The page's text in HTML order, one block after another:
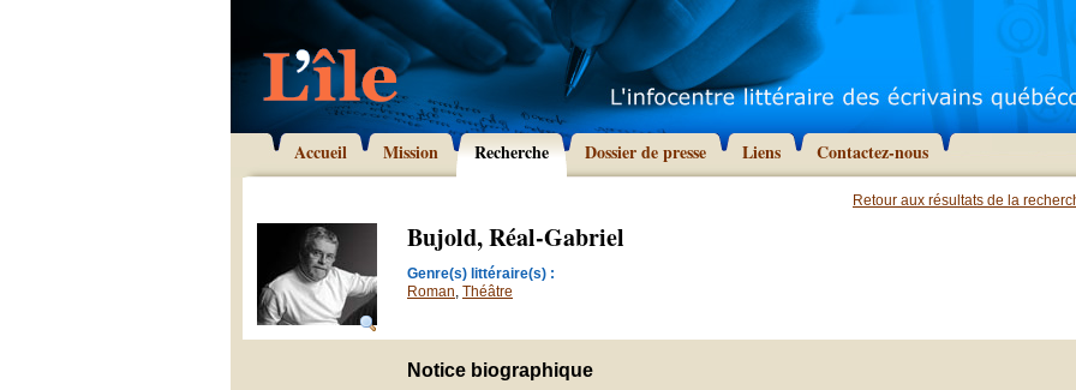
Accueil Mission Recherche Dossier de presse Liens Contactez-nous
Retour aux résultats de la
Bujold, Réal-Gabriel
Genre(s) littéraire(s) :
Roman, Théâtre
Notice biographique